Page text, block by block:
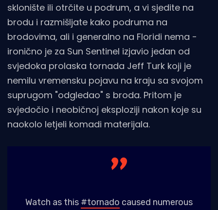
sklonište ili otrčite u podrum, a vi sjedite na
brodu i razmišljate kako podruma na
brodovima, ali i generalno na Floridi nema -
ironično je za Sun Sentinel izjavio jedan od
svjedoka prolaska tornada Jeff Turk koji je
nemilu vremensku pojavu na kraju sa svojom
suprugom "odgledao" s broda. Pritom je
svjedočio i neobičnoj eksploziji nakon koje su
naokolo letjeli komadi materijala.
Watch as this #tornado caused numerous